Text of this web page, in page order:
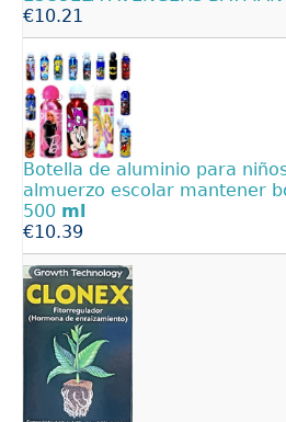
€10.21
Botella de aluminio para
almuerzo escolar mantener
500 ml
€10.39